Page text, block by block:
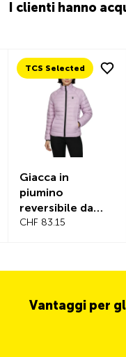
I clienti hanno
TCS Selected
Giacca in
piumino
reversibile da
donna
CHF 83.15
Vantaggi per